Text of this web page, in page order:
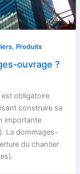
, Produits
ouvrage ?
est obligatoire
construire sa
importante
La dommages-
du chantier